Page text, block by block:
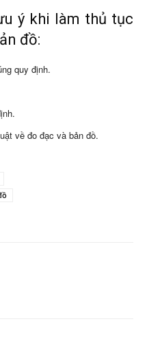
ý khi làm thủ tục
đồ:
quy định.
về đo đạc và bản đồ.